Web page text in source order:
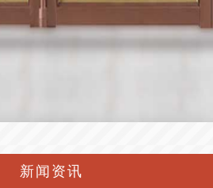
新闻资讯